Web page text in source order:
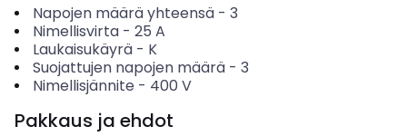
Napojen määrä yhteensä- 3
Nimellisvirta- 25 A
Laukaisukäyrä- K
Suojattujen napojen määrä- 3
Nimellisjännite - 400 V
Pakkaus ja ehdot